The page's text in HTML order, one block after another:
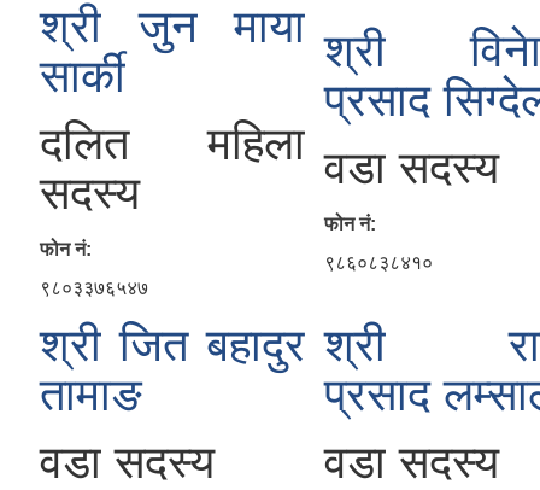
श्री जुन माया
सार्की
दलित महिला
सदस्य
फोन नं:
९८०३३७६५४७
श्री
प्रसाद
वडा सदस्य
फोन नं:
९८६०८३८४१०
श्री जित बहादुर
तामाङ
वडा सदस्य
श्री
प्रसाद
वडा सदस्य